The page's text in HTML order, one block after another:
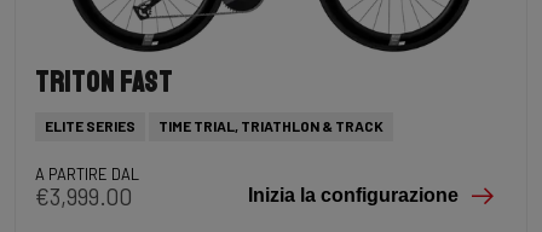
Triton Fast
ELITE SERIES TIME TRIAL, TRIATHLON & TRACK
A PARTIRE DAL
€3,999.00 Inizia la configurazione